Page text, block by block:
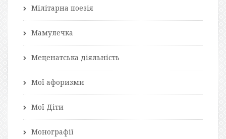
Мілітарна поезія
Мамулечка
Меценатська діяльність
Мої афоризми
Мої Діти
Монографії